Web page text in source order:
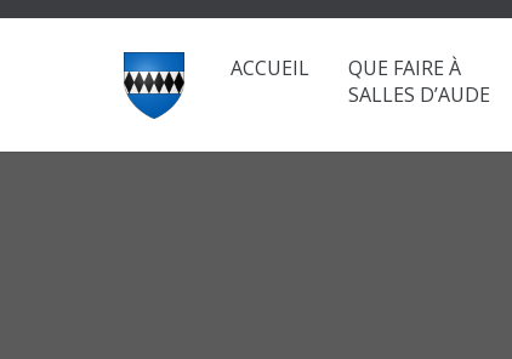
ACCUEIL
QUE FAIRE À
SALLES D’AUDE